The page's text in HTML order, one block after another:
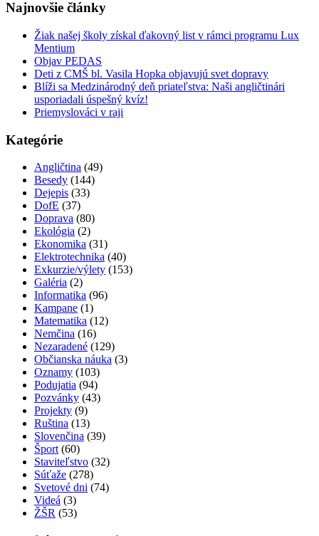
Najnovšie články
Žiak našej školy získal ďakovný list v rámci programu Lux
Mentium
Objav PEDAS
Deti z CMŠ bl. Vasila Hopka objavujú svet dopravy
Blíži sa Medzinárodný deň priateľstva: Naši angličtinári
usporiadali úspešný kvíz!
Priemyslováci v raji
Kategórie
Angličtina (49)
Besedy (144)
Dejepis (33)
DofE (37)
Doprava (80)
Ekológia (2)
Ekonomika (31)
Elektrotechnika (40)
Exkurzie/výlety (153)
Galéria (2)
Informatika (96)
Kampane (1)
Matematika (12)
Nemčina (16)
Nezaradené (129)
Občianska náuka (3)
Oznamy (103)
Podujatia (94)
Pozvánky (43)
Projekty (9)
Ruština (13)
Slovenčina (39)
Šport(60)
Staviteľstvo (32)
Súťaže (278)
Svetové dni (74)
Videá (3)
ŽŠR (53)